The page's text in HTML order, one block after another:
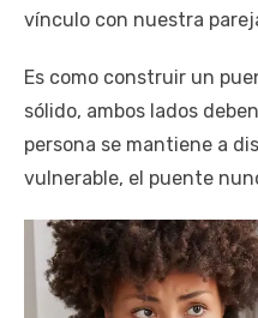
vínculo con nuestra
Es como construir un
sólido, ambos lados
persona se mantiene a
vulnerable, el puente